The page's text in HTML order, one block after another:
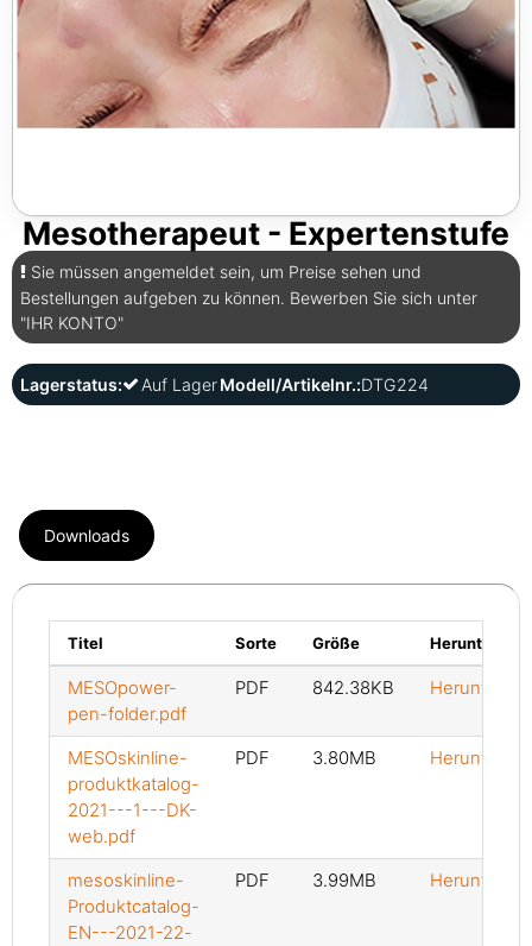
Mesotherapeut - Expertenstufe
Sie müssen angemeldet sein, um Preise sehen und
Bestellungen aufgeben zu können. Bewerben Sie sich unter
"IHR KONTO"
Lagerstatus: Auf LagerModell/Artikelnr.:DTG224
Downloads
Titel Sorte Größe
MESOpower-
pen-folder.pdf
PDF 842.38KB
MESOskinline-
produktkatalog-
2021---1---DK-
web.pdf
PDF 3.80MB
mesoskinline-
Produktcatalog-
EN---2021-22-
PDF 3.99MB